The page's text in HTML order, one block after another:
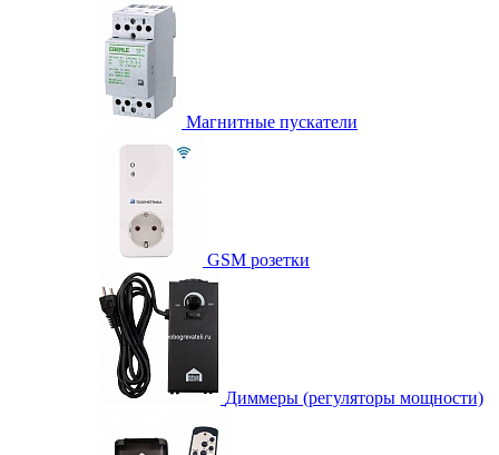
Магнитные пускатели
GSM розетки
Диммеры (регуляторы мощности)